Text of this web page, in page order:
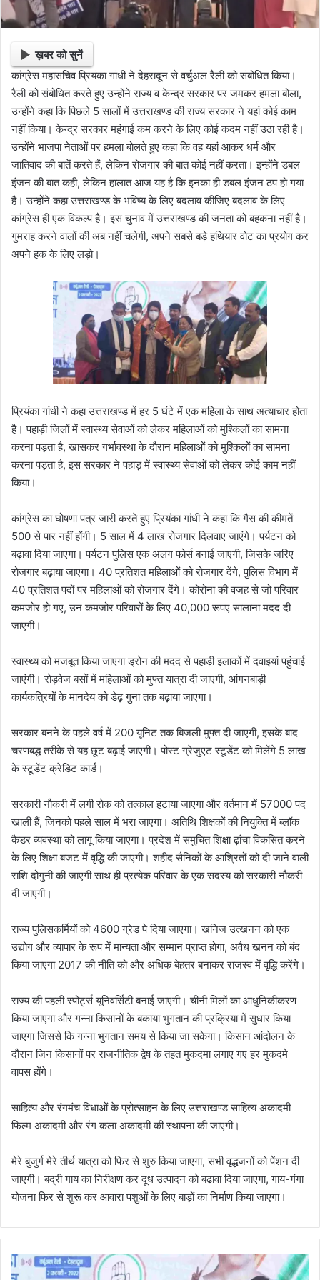
ख़बर को सुनें
कांग्रेस महासचिव प्रियंका गांधी ने देहरादून से वर्चुअल रैली को संबोधित किया।
रैली को संबोधित करते हुए उन्होंने राज्य व केन्द्र सरकार पर जमकर हमला बोला,
उन्होंने कहा कि पिछले 5 सालों में उत्तराखण्ड की राज्य सरकार ने यहां कोई काम
नहीं किया। केन्द्र सरकार महंगाई कम करने के लिए कोई कदम नहीं उठा रही है।
उन्होंने भाजपा नेताओं पर हमला बोलते हुए कहा कि वह यहां आकर धर्म और
जातिवाद की बातें करते हैं, लेकिन रोजगार की बात कोई नहीं करता। इन्होंने डबल
इंजन की बात कही, लेकिन हालात आज यह है कि इनका ही डबल इंजन ठप हो गया
है। उन्होंने कहा उत्तराखण्ड के भविष्य के लिए बदलाव कीजिए बदलाव के लिए
कांग्रेस ही एक विकल्प है। इस चुनाव में उत्तराखण्ड की जनता को बहकना नहीं है।
गुमराह करने वालों की अब नहीं चलेगी, अपने सबसे बड़े हथियार वोट का प्रयोग कर
अपने हक के लिए लड़ो।
प्रियंका गांधी ने कहा उत्तराखण्ड में हर 5 घंटे में एक महिला के साथ अत्याचार होता
है। पहाड़ी जिलों में स्वास्थ्य सेवाओं को लेकर महिलाओं को मुश्किलों का सामना
करना पड़ता है, खासकर गर्भावस्था के दौरान महिलाओं को मुश्किलों का सामना
करना पड़ता है, इस सरकार ने पहाड़ में स्वास्थ्य सेवाओं को लेकर कोई काम नहीं
किया।
कांग्रेस का घोषणा पत्र जारी करते हुए प्रियंका गांधी ने कहा कि गैस की कीमतें
500 से पार नहीं होंगी। 5 साल में 4 लाख रोजगार दिलवाए जाएंगे। पर्यटन को
बढ़ावा दिया जाएगा। पर्यटन पुलिस एक अलग फोर्स बनाई जाएगी, जिसके जरिए
रोजगार बढ़ाया जाएगा। 40 प्रतिशत महिलाओं को रोजगार देंगे, पुलिस विभाग में
40 प्रतिशत पदों पर महिलाओं को रोजगार देंगे। कोरोना की वजह से जो परिवार
कमजोर हो गए, उन कमजोर परिवारों के लिए 40,000 रूपए सालाना मदद दी
जाएगी।
स्वास्थ्य को मजबूत किया जाएगा ड्रोन की मदद से पहाड़ी इलाकों में दवाइयां पहुंचाई
जाएंगी। रोड़वेज बसों में महिलाओं को मुफ्त यात्रा दी जाएगी, आंगनबाड़ी
कार्यकत्रियों के मानदेय को डेढ़ गुना तक बढ़ाया जाएगा।
सरकार बनने के पहले वर्ष में 200 यूनिट तक बिजली मुफ्त दी जाएगी, इसके बाद
चरणबद्ध तरीके से यह छूट बढ़ाई जाएगी। पोस्ट ग्रेजुएट स्टूडेंट को मिलेंगे 5 लाख
के स्टूडेंट क्रेडिट कार्ड।
सरकारी नौकरी में लगी रोक को तत्काल हटाया जाएगा और वर्तमान में 57000 पद
खाली हैं, जिनको पहले साल में भरा जाएगा। अतिथि शिक्षकों की नियुक्ति में ब्लॉक
कैडर व्यवस्था को लागू किया जाएगा। प्रदेश में समुचित शिक्षा ढ़ांचा विकसित करने
के लिए शिक्षा बजट में वृद्धि की जाएगी। शहीद सैनिकों के आश्रितों को दी जाने वाली
राशि दोगुनी की जाएगी साथ ही प्रत्येक परिवार के एक सदस्य को सरकारी नौकरी
दी जाएगी।
राज्य पुलिसकर्मियों को 4600 ग्रेड पे दिया जाएगा। खनिज उत्खनन को एक
उद्योग और व्यापार के रूप में मान्यता और सम्मान प्राप्त होगा, अवैध खनन को बंद
किया जाएगा 2017 की नीति को और अधिक बेहतर बनाकर राजस्व में वृद्धि करेंगे।
राज्य की पहली स्पोर्ट्स यूनिवर्सिटी बनाई जाएगी। चीनी मिलों का आधुनिकीकरण
किया जाएगा और गन्ना किसानों के बकाया भुगतान की प्रक्रिया में सुधार किया
जाएगा जिससे कि गन्ना भुगतान समय से किया जा सकेगा। किसान आंदोलन के
दौरान जिन किसानों पर राजनीतिक द्वेष के तहत मुकदमा लगाए गए हर मुकदमे
वापस होंगे।
साहित्य और रंगमंच विधाओं के प्रोत्साहन के लिए उत्तराखण्ड साहित्य अकादमी
फिल्म अकादमी और रंग कला अकादमी की स्थापना की जाएगी।
मेरे बुजुर्ग मेरे तीर्थ यात्रा को फिर से शुरु किया जाएगा, सभी वृद्धजनों को पेंशन दी
जाएगी। बद्री गाय का निरीक्षण कर दूध उत्पादन को बढावा दिया जाएगा, गाय-गंगा
योजना फिर से शुरू कर आवारा पशुओं के लिए बाड़ों का निर्माण किया जाएगा।
दे
ह